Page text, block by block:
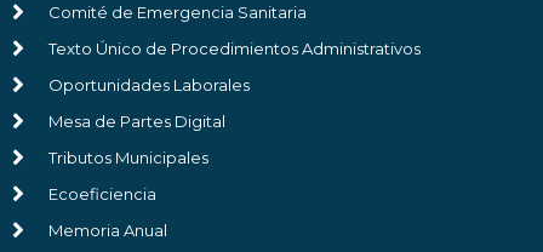
Comité de Emergencia Sanitaria
Texto Único de Procedimientos Administrativos
Oportunidades Laborales
Mesa de Partes Digital
Tributos Municipales
Ecoeficiencia
Memoria Anual